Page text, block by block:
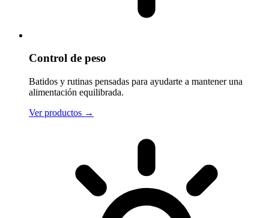
Control de peso
Batidos y rutinas pensadas para ayudarte a mantener una
alimentación equilibrada.
Ver productos →